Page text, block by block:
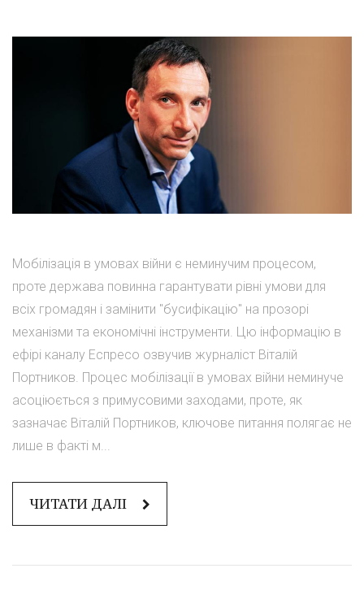
Мобілізація в умовах війни є неминучим процесом,
проте держава повинна гарантувати рівні умови для
всіх громадян і замінити "бусифікацію" на прозорі
механізми та економічні інструменти. Цю інформацію в
ефірі каналу Еспресо озвучив журналіст Віталій
Портников. Процес мобілізації в умовах війни неминуче
асоціюється з примусовими заходами, проте, як
зазначає Віталій Портников, ключове питання полягає не
лише в факті м...
ЧИТАТИ ДАЛІ